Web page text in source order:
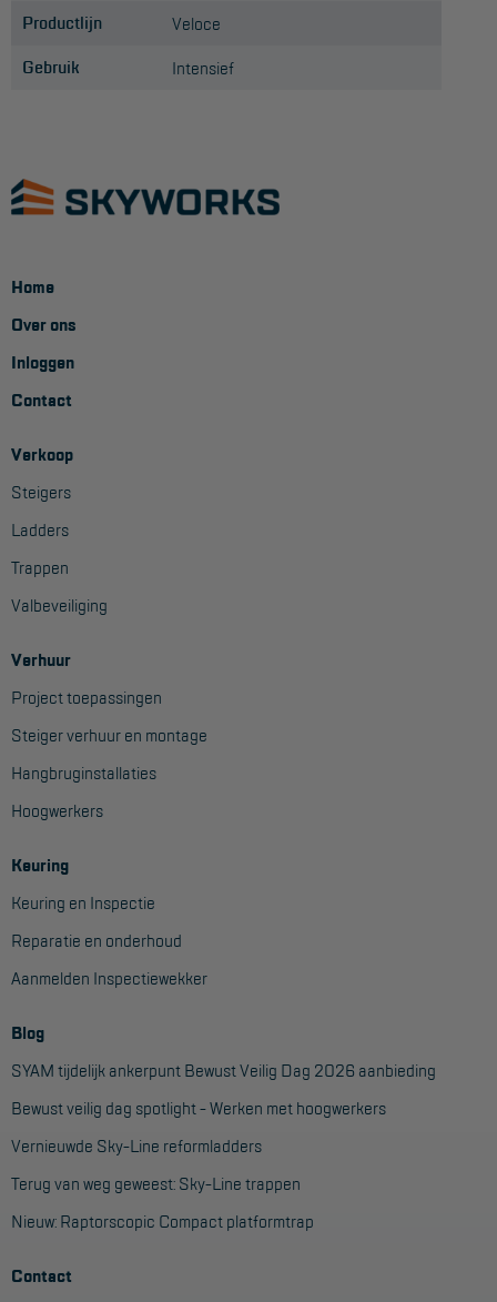
Productlijn Veloce
Gebruik Intensief
Home
Over ons
Inloggen
Contact
Verkoop
Steigers
Ladders
Trappen
Valbeveiliging
Verhuur
Project toepassingen
Steiger verhuur en montage
Hangbruginstallaties
Hoogwerkers
Keuring
Keuring en Inspectie
Reparatie en onderhoud
Aanmelden Inspectiewekker
Blog
SYAM tijdelijk ankerpunt Bewust Veilig Dag 2026 aanbieding
Bewust veilig dag spotlight - Werken met hoogwerkers
Vernieuwde Sky-Line reformladders
Terug van weg geweest: Sky-Line trappen
Nieuw: Raptorscopic Compact platformtrap
Contact